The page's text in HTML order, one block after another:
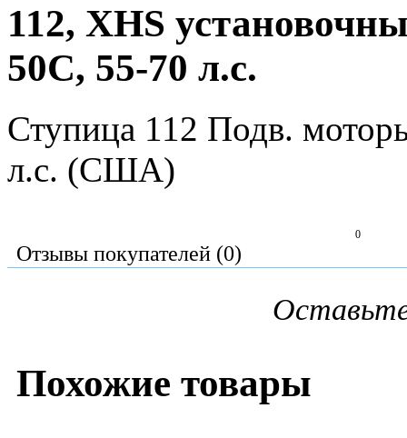
112, XHS
50C, 55-70 л.с.
Ступица 112 Подв.
л.с. (США)
Отзывы покупателей (0)
0
Похожие товары